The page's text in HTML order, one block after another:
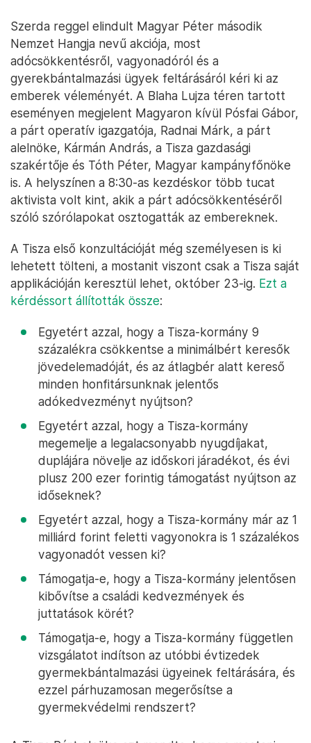
Szerda reggel elindult Magyar Péter második
Nemzet Hangja nevű akciója, most
adócsökkentésről, vagyonadóról és a
gyerekbántalmazási ügyek feltárásáról kéri ki az
emberek véleményét. A Blaha Lujza téren tartott
eseményen megjelent Magyaron kívül Pósfai Gábor,
a párt operatív igazgatója, Radnai Márk, a párt
alelnöke, Kármán András, a Tisza gazdasági
szakértője és Tóth Péter, Magyar kampányfőnöke
is. A helyszínen a 8:30-as kezdéskor több tucat
aktivista volt kint, akik a párt adócsökkentéséről
szóló szórólapokat osztogatták az embereknek.
A Tisza első konzultációját még személyesen is ki
lehetett tölteni, a mostanit viszont csak a Tisza saját
applikációján keresztül lehet, október 23-ig. Ezt a
kérdéssort állították össze:
Egyetért azzal, hogy a Tisza-kormány 9
százalékra csökkentse a minimálbért keresők
jövedelemadóját, és az átlagbér alatt kereső
minden honfitársunknak jelentős
adókedvezményt nyújtson?
Egyetért azzal, hogy a Tisza-kormány
megemelje a legalacsonyabb nyugdíjakat,
duplájára növelje az időskori járadékot, és évi
plusz 200 ezer forintig támogatást nyújtson az
időseknek?
Egyetért azzal, hogy a Tisza-kormány már az 1
milliárd forint feletti vagyonokra is 1 százalékos
vagyonadót vessen ki?
Támogatja-e, hogy a Tisza-kormány jelentősen
kibővítse a családi kedvezmények és
juttatások körét?
Támogatja-e, hogy a Tisza-kormány független
vizsgálatot indítson az utóbbi évtizedek
gyermekbántalmazási ügyeinek feltárására, és
ezzel párhuzamosan megerősítse a
gyermekvédelmi rendszert?